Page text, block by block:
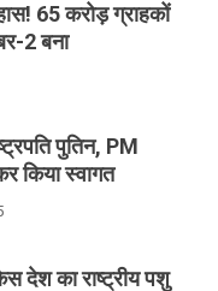
65 करोड़ ग्राहकों
2 बना
पुतिन, PM
किया स्वागत
देश का राष्ट्रीय पशु